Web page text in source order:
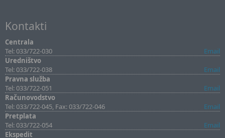
Kontakti
Centrala
Tel: 033/722-030
Email
Uredništvo
Tel: 033/722-038
Email
Pravna služba
Tel: 033/722-051
Email
Računovodstvo
Tel: 033/722-045, Fax: 033/722-046
Email
Pretplata
Tel: 033/722-054
Email
Ekspedit